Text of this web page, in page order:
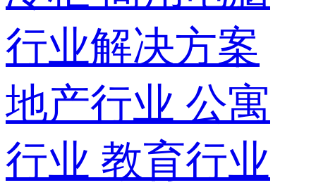
行业解决方案
地产行业 公寓
行业 教育行业